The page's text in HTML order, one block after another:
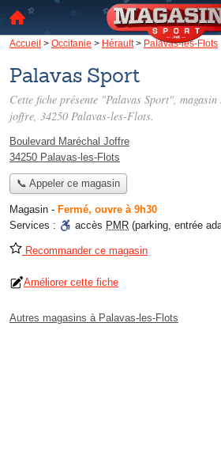
Accueil > Occitanie > Hérault> Palavas-les-Flots
Palavas Sport
Cette fiche présente "Palavas Sport", magasin
joffre, 34250 Palavas-les-Flots.
Boulevard Maréchal Joffre
34250 Palavas-les-Flots
📞 Appeler ce magasin
Magasin - Fermé, ouvre à 9h30
Services :
accès PMR (parking, entrée
Recommander ce magasin
Améliorer cette fiche
Autres magasins à Palavas-les-Flots